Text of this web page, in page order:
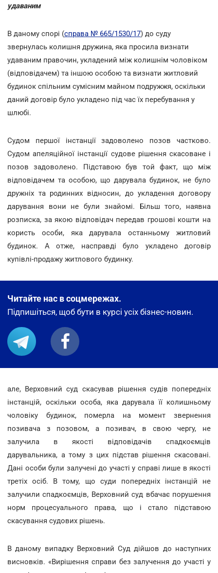
удаваним
В даному спорі (справа № 665/1530/17) до суду
звернулась колишня дружина, яка просила визнати
удаваним правочин, укладений між колишнім чоловіком
(відповідачем) та іншою особою та визнати житловий
будинок спільним сумісним майном подружжя, оскільки
даний договір було укладено під час їх перебування у
шлюбі.
Судом першої інстанції задоволено позов частково.
Судом апеляційної інстанції судове рішення скасоване і
позов задоволено. Підставою був той факт, що між
відповідачем та особою, що дарувала будинок, не було
дружніх та родинних відносин, до укладення договору
дарування вони не були знайомі. Більш того, наявна
розписка, за якою відповідач передав грошові кошти на
користь особи, яка дарувала останньому житловий
будинок. А отже, насправді було укладено договір
купівлі-продажу житлового будинку.
Читайте нас в соцмережах.
Підпишіться, щоб бути в курсі усіх бізнес-новин.
але, Верховний суд скасував рішення судів попередніх
інстанцій, оскільки особа, яка дарувала її колишньому
чоловіку будинок, померла на момент звернення
позивача з позовом, а позивач, в свою чергу, не
залучила в якості відповідачів спадкоємців
дарувальника, а тому з цих підстав рішення скасовані.
Дані особи були залучені до участі у справі лише в якості
третіх осіб. В тому, що суди попередніх інстанцій не
залучили спадкоємців, Верховний суд вбачає порушення
норм процесуального права, що і стало підставою
скасування судових рішень.
В даному випадку Верховний Суд дійшов до наступних
висновків. «Вирішення справи без залучення до участі у